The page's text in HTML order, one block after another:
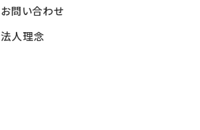
お問い合わせ
法人理念